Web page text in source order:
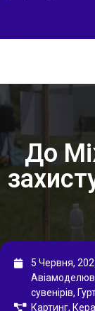
До
5 Червня,
сувенірів,
Картинг,